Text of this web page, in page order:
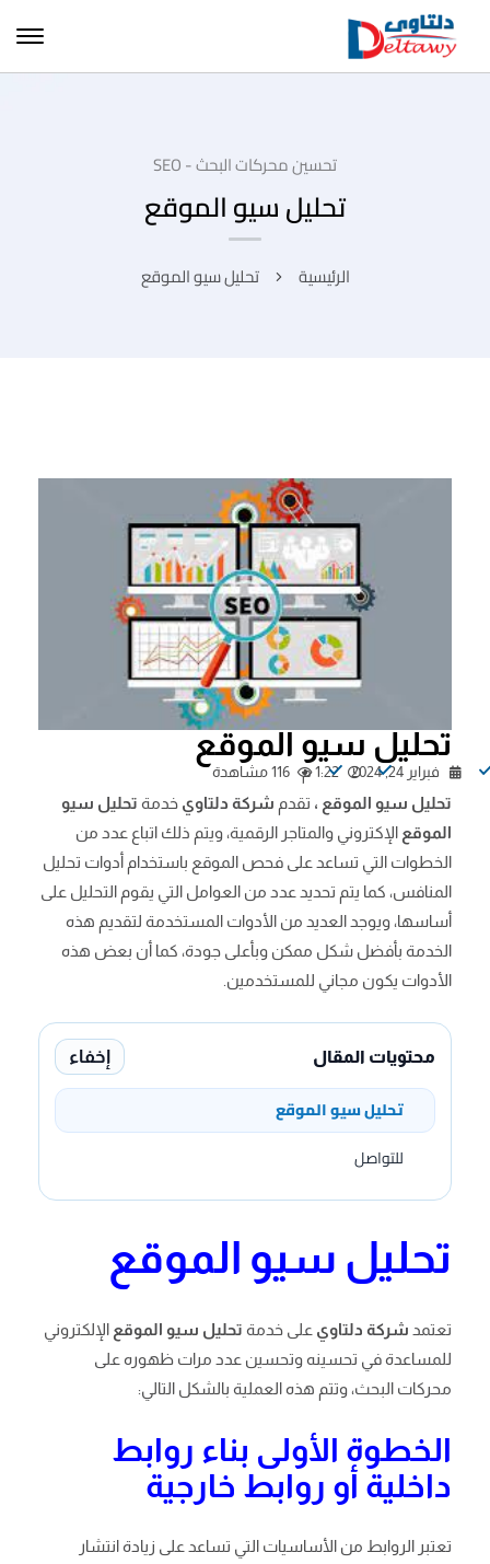
تحسين محركات البحث - SEO
تحليل سيو الموقع
الرئيسية تحليل سيو الموقع
تحليل سيو الموقع
فبراير 24, 2024 1:22 م 116 مشاهدة
تحليل سيو الموقع ، تقدم شركة دلتاوي خدمة تحليل سيو
الموقع الإكتروني والمتاجر الرقمية، ويتم ذلك اتباع عدد من
الخطوات التي تساعد على فحص الموقع باستخدام أدوات تحليل
المنافس، كما يتم تحديد عدد من العوامل التي يقوم التحليل على
أساسها، ويوجد العديد من الأدوات المستخدمة لتقديم هذه
الخدمة بأفضل شكل ممكن وبأعلى جودة، كما أن بعض هذه
الأدوات يكون مجاني للمستخدمين.
محتويات المقال إخفاء
تحليل سيو الموقع
للتواصل
تحليل سيو الموقع
تعتمد شركة دلتاوي على خدمة تحليل سيو الموقع الإلكتروني
للمساعدة في تحسينه وتحسين عدد مرات ظهوره على
محركات البحث، وتتم هذه العملية بالشكل التالي:
الخطوة الأولى بناء روابط
داخلية أو روابط خارجية
تعتبر الروابط من الأساسيات التي تساعد على زيادة انتشار